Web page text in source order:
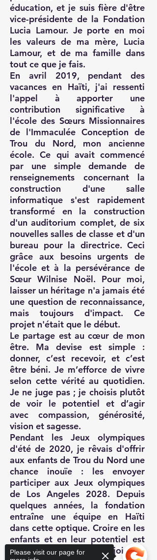
éducation, et je suis fière d'être
vice-présidente de la Fondation
Lucia Lamour. Je porte en moi
les valeurs de ma mère, Lucia
Lamour, et de ma famille dans
tout ce que je fais.
En avril 2019, pendant des
vacances en Haïti, j'ai ressenti
l'appel à apporter une
contribution significative à
l'école des Sœurs Missionnaires
de l'Immaculée Conception de
Trou du Nord, mon ancienne
école. Ce qui avait commencé
par une simple demande de
renseignements concernant la
construction d'une salle
informatique s'est rapidement
transformé en la construction
d'un auditorium complet, de six
nouvelles salles de classe et d'un
bureau pour la directrice. Ceci
grâce aux besoins urgents de
l'école et à la persévérance de
Sœur Wilnise Noël. Pour moi,
laisser un héritage n'a jamais été
une question de reconnaissance,
mais toujours d'impact. Ce
projet n'était que le début.
Le partage est au cœur de mon
être. Ma devise est simple :
donner, c’est recevoir, et c’est
être béni. Je m’efforce de vivre
selon cette vérité au quotidien.
Je ne juge pas ; je choisis plutôt
de voir le potentiel et d’agir
avec compassion, générosité,
vision et sagesse.
Pendant les Jeux olympiques
d'été de 2020, je rêvais d'offrir
aux enfants de Trou du Nord une
chance inouïe : les envoyer
participer aux Jeux olympiques
de Los Angeles 2028. Depuis
quelques années, la fondation
entraîne une équipe en Haïti
dans cette optique. Croire en les
enfants et en leur potentiel est
une de mes plus grandes joies.
Please visit our page for